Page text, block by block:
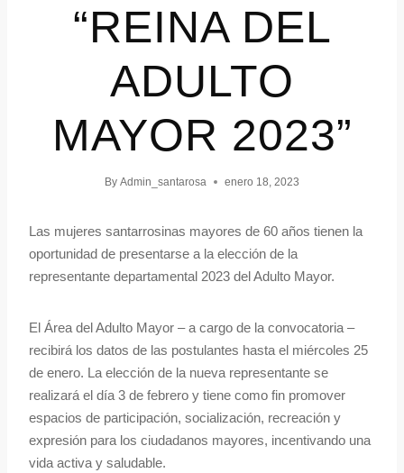
“REINA DEL
ADULTO
MAYOR 2023”
By Admin_santarosa enero 18, 2023
Las mujeres santarrosinas mayores de 60 años tienen la
oportunidad de presentarse a la elección de la
representante departamental 2023 del Adulto Mayor.
El Área del Adulto Mayor – a cargo de la convocatoria –
recibirá los datos de las postulantes hasta el miércoles 25
de enero. La elección de la nueva representante se
realizará el día 3 de febrero y tiene como fin promover
espacios de participación, socialización, recreación y
expresión para los ciudadanos mayores, incentivando una
vida activa y saludable.